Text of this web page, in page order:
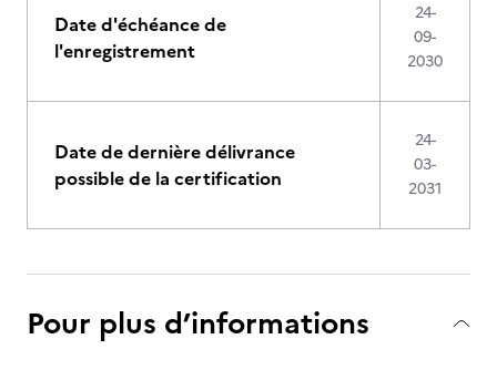
Date d'échéance de
l'enregistrement
24-
09-
2030
Date de dernière délivrance
possible de la certification
24-
03-
2031
Pour plus d’informations